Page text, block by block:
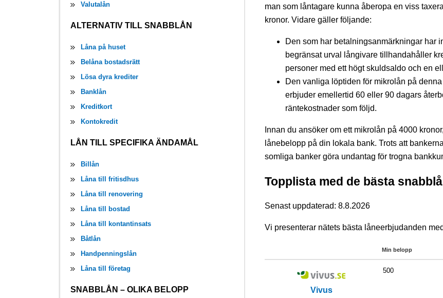
man som låntagare kunna åberopa en viss
kronor. Vidare gäller följande:
Den som har betalningsanmärkningar har
begränsat urval långivare tillhandahåller
personer med ett högt skuldsaldo och en
Den vanliga löptiden för mikrolån på
erbjuder emellertid 60 eller 90 dagars
räntekostnader som följd.
Innan du ansöker om ett mikrolån på 4000
lånebelopp på din lokala bank. Trots att
somliga banker göra undantag för trogna
Topplista med de bästa
Senast uppdaterad: 8.8.2026
Vi presenterar nätets bästa låneerbjudanden
Min belopp
Vivus
500
Valutalån
ALTERNATIV TILL SNABBLÅN
Låna på huset
Belåna bostadsrätt
Lösa dyra krediter
Banklån
Kreditkort
Kontokredit
LÅN TILL SPECIFIKA ÄNDAMÅL
Billån
Låna till fritisdhus
Låna till renovering
Låna till bostad
Låna till kontantinsats
Båtlån
Handpenningslån
Låna till företag
SNABBLÅN – OLIKA BELOPP